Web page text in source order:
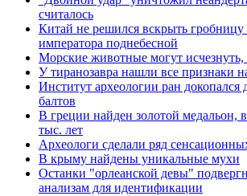
считалось
Китай не решился вскрыть гробницу
императора поднебесной
Морские животные могут исчезнуть,
У тиранозавра нашли все признаки
Институт археологии ран докопался
балтов
В греции найден золотой медальон,
тыс. лет
Археологи сделали ряд
В крыму найдены уникальные мухи
Останки "орлеанской девы"
анализам для идентификации